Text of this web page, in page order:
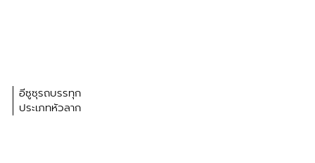
อีซูซุรถบรรทุก
ประเภทหัวลาก